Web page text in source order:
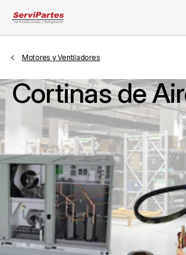
Motores y Ventiladores
Cortinas de